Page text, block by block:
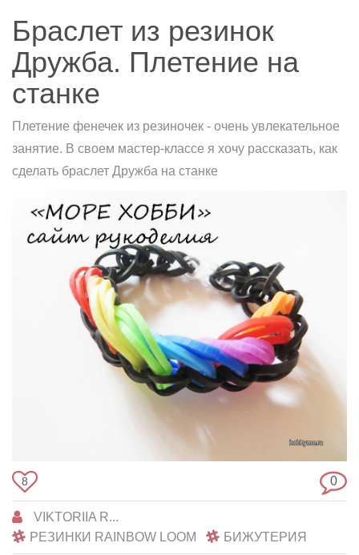
Браслет из резинок
Дружба. Плетение на
станке
Плетение фенечек из резиночек - очень увлекательное
занятие. В своем мастер-классе я хочу рассказать, как
сделать браслет Дружба на станке
8 0
VIKTORIIA R...
РЕЗИНКИ RAINBOW LOOM
БИЖУТЕРИЯ